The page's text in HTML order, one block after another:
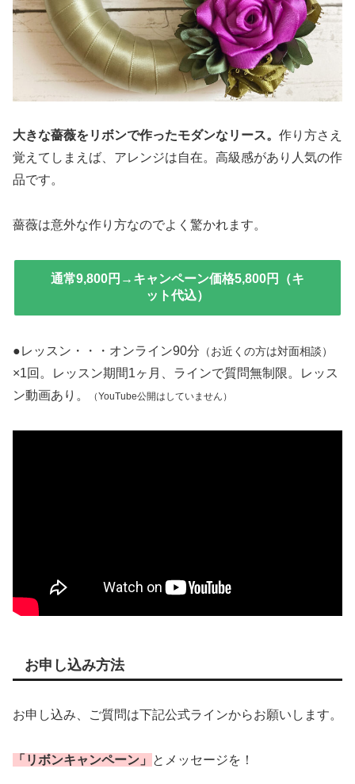
大きな薔薇をリボンで作ったモダンなリース。 作り方さえ
覚えてしまえば、アレンジは自在。高級感があり人気の作
品です。
薔薇は意外な作り方なのでよく驚かれます。
通常9,800円→ キャンペーン価格5,800円
（キ
ット代込）
●レッスン・・・オンライン90分 （お近くの方は対面相談）
×1回。レッスン期間1ヶ月、ラインで質問無制限。レッス
ン動画あり。
（YouTube公開はしていません）
お申し込み方法
お申し込み、ご質問は下記公式ラインからお願いします。
「リボンキャンペーン」 とメッセージを！